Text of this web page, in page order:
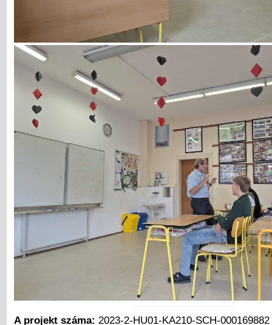
A projekt száma: 2023-2-HU01-KA210-SCH-000169882